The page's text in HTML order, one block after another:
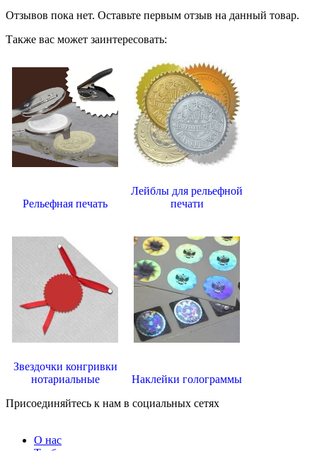
Отзывов пока нет. Оставьте первым отзыв на данный товар.
Также вас может заинтересовать:
Рельефная печать
Лейблы для рельефной
печати
Звездочки конгривки
нотариальные
Наклейки голограммы
Присоединяйтесь к нам в социальных сетях
О нас